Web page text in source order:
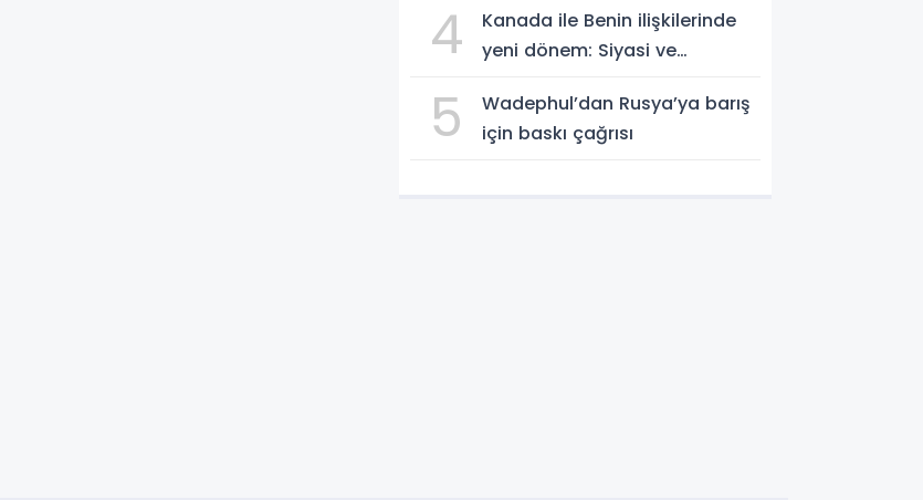
4
Kanada ile Benin ilişkilerinde
yeni dönem: Siyasi ve
5
Wadephul’dan Rusya’ya barış
için baskı çağrısı